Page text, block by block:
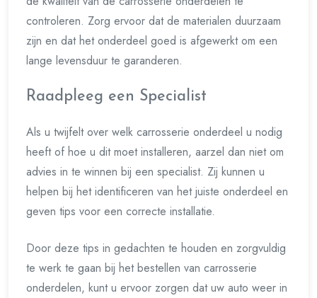
controleren. Zorg ervoor dat de materialen duurzaam
zijn en dat het onderdeel goed is afgewerkt om een
lange levensduur te garanderen.
Raadpleeg een Specialist
Als u twijfelt over welk carrosserie onderdeel u nodig
heeft of hoe u dit moet installeren, aarzel dan niet om
advies in te winnen bij een specialist. Zij kunnen u
helpen bij het identificeren van het juiste onderdeel en
geven tips voor een correcte installatie.
Door deze tips in gedachten te houden en zorgvuldig
te werk te gaan bij het bestellen van carrosserie
onderdelen, kunt u ervoor zorgen dat uw auto weer in